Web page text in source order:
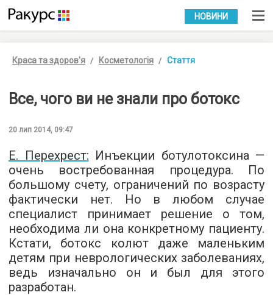
УКР РУС
НОВИНИ
Краса та здоров'я Косметологія Стаття
Все, чого ви не знали про ботокс
20 лип 2014, 09:47
Е. Перехрест: Инъекции ботулотоксина —
очень востребованная процедура. По
большому счету, ограничений по возрасту
фактически нет. Но в любом случае
специалист принимает решение о том,
необходима ли она конкретному пациенту.
Кстати, ботокс колют даже маленьким
детям при неврологических заболеваниях,
ведь изначально он и был для этого
разработан.